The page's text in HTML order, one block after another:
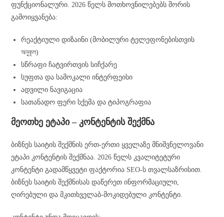
ფუნქციონალური. 2026 წელს მოთხოვნილებებს შორის
გამოიყვანება:
რეაქტიული დიზაინი (მობილური ტელეფონებისთვის
অনুকূল)
სწრაფი ჩატვირთვის სიჩქარე
სუფთა და სამოკალი ინტერფეისი
ადვილი ნავიგაცია
სათანადო ფერი სქემა და ტიპოგრაფია
მეოთხე ეტაპი – კონტენტის შექმნა
ბიზნეს საიტის შექმნის ერთ-ერთი ყველაზე მნიშვნელოვანი
ეტაპი კონტენტის შექმნაა. 2026 წელს კვალიტეტური
კონტენტი გადამწყვეტი ფაქტორია SEO-ს თვალსაზრისით.
ბიზნეს საიტის შექმნისას დაწერეთ ინფორმაციული,
ღირებული და მკითხველაბ-მოკიდებული კონტენტი.